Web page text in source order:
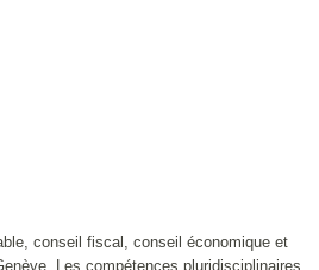
conseil fiscal, conseil économique et
Les compétences pluridisciplinaires